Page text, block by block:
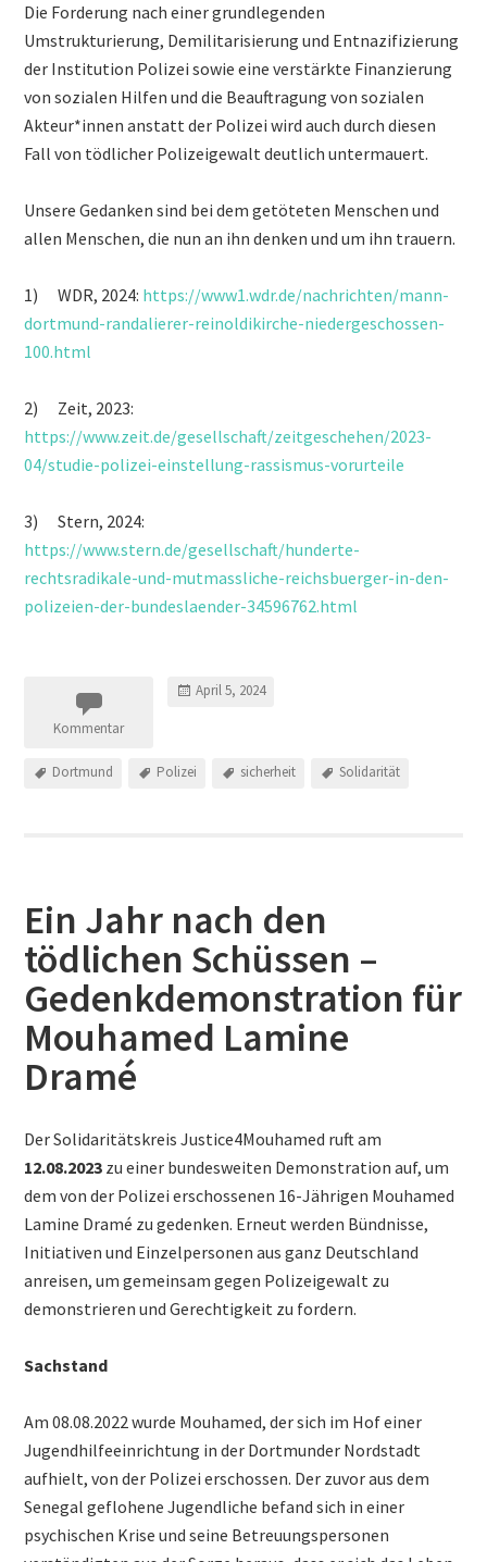
Die Forderung nach einer grundlegenden
Umstrukturierung, Demilitarisierung und Entnazifizierung
der Institution Polizei sowie eine verstärkte Finanzierung
von sozialen Hilfen und die Beauftragung von sozialen
Akteur*innen anstatt der Polizei wird auch durch diesen
Fall von tödlicher Polizeigewalt deutlich untermauert.
Unsere Gedanken sind bei dem getöteten Menschen und
allen Menschen, die nun an ihn denken und um ihn trauern.
1) WDR, 2024: https://www1.wdr.de/nachrichten/mann-
dortmund-randalierer-reinoldikirche-niedergeschossen-
100.html
2) Zeit, 2023:
https://www.zeit.de/gesellschaft/zeitgeschehen/2023-
04/studie-polizei-einstellung-rassismus-vorurteile
3) Stern, 2024:
https://www.stern.de/gesellschaft/hunderte-
rechtsradikale-und-mutmassliche-reichsbuerger-in-den-
polizeien-der-bundeslaender-34596762.html
Kommentar
April 5, 2024
Dortmund Polizei sicherheit Solidarität
Ein Jahr nach den
tödlichen Schüssen –
Gedenkdemonstration für
Mouhamed Lamine
Dramé
Der Solidaritätskreis Justice4Mouhamed ruft am
12.08.2023 zu einer bundesweiten Demonstration auf, um
dem von der Polizei erschossenen 16-Jährigen Mouhamed
Lamine Dramé zu gedenken. Erneut werden Bündnisse,
Initiativen und Einzelpersonen aus ganz Deutschland
anreisen, um gemeinsam gegen Polizeigewalt zu
demonstrieren und Gerechtigkeit zu fordern.
Sachstand
Am 08.08.2022 wurde Mouhamed, der sich im Hof einer
Jugendhilfeeinrichtung in der Dortmunder Nordstadt
aufhielt, von der Polizei erschossen. Der zuvor aus dem
Senegal geflohene Jugendliche befand sich in einer
psychischen Krise und seine Betreuungspersonen